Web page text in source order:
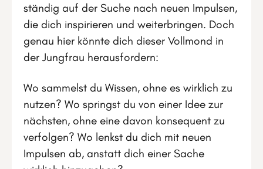
ständig auf der Suche nach neuen Impulsen,
die dich inspirieren und weiterbringen. Doch
genau hier könnte dich dieser Vollmond in
der Jungfrau herausfordern:
Wo sammelst du Wissen, ohne es wirklich zu
nutzen? Wo springst du von einer Idee zur
nächsten, ohne eine davon konsequent zu
verfolgen? Wo lenkst du dich mit neuen
Impulsen ab, anstatt dich einer Sache